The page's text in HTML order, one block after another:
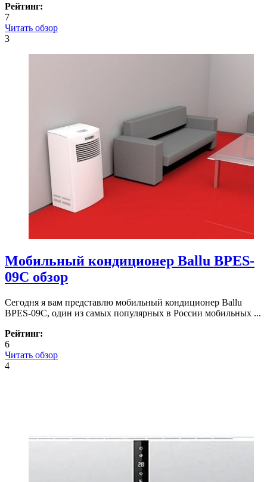
Рейтинг:
7
Читать обзор
3
Мобильный кондиционер Ballu BPES-
09C обзор
Сегодня я вам представлю мобильный кондиционер Ballu
BPES-09C, один из самых популярных в России мобильных ...
Рейтинг:
6
Читать обзор
4